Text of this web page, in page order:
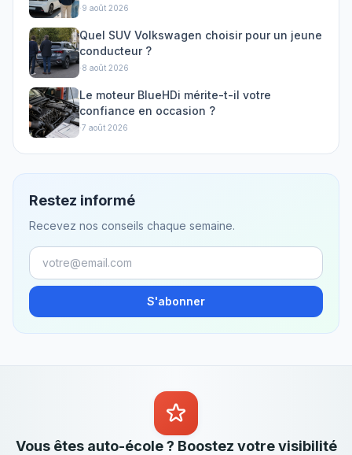
·9 août 2026
Quel SUV Volkswagen choisir pour un jeune
conducteur ?
·8 août 2026
Le moteur BlueHDi mérite-t-il votre
confiance en occasion ?
·7 août 2026
Restez informé
Recevez nos conseils chaque semaine.
S'abonner
Vous êtes auto-école ? Boostez votre visibilité